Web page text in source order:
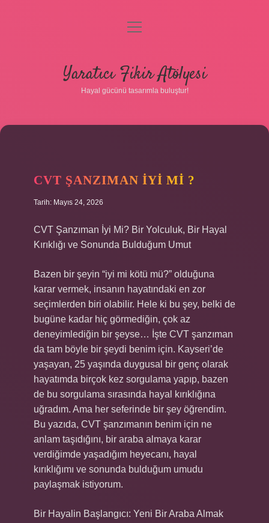
Gizlilik Politikası
Hakkımızda
menüyü
Yaratıcı Fikir Atölyesi
Hayal gücünü tasarımla buluştur!
CVT ŞANZIMAN IYI MI ?
Tarih: Mayıs 24, 2026
CVT Şanzıman İyi Mi? Bir Yolculuk, Bir Hayal
Kırıklığı ve Sonunda Bulduğum Umut
Bazen bir şeyin “iyi mi kötü mü?” olduğuna
karar vermek, insanın hayatındaki en zor
seçimlerden biri olabilir. Hele ki bu şey, belki de
bugüne kadar hiç görmediğin, çok az
deneyimlediğin bir şeyse… İşte CVT şanzıman
da tam böyle bir şeydi benim için. Kayseri’de
yaşayan, 25 yaşında duygusal bir genç olarak
hayatımda birçok kez sorgulama yapıp, bazen
de bu sorgulama sırasında hayal kırıklığına
uğradım. Ama her seferinde bir şey öğrendim.
Bu yazıda, CVT şanzımanın benim için ne
anlam taşıdığını, bir araba almaya karar
verdiğimde yaşadığım heyecanı, hayal
kırıklığımı ve sonunda bulduğum umudu
paylaşmak istiyorum.
Bir Hayalin Başlangıcı: Yeni Bir Araba Almak